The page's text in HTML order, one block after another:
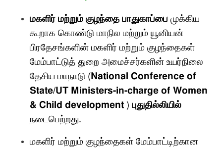
மகளிர் மற்றும் குழந்தை பாதுகாப்பை முக்கிய
கூறாக கொண்டு மாநில மற்றும் யூனியன்
பிரதேசங்களின் மகளிர் மற்றும் குழந்தைகள்
மேம்பாட்டுத் துறை அமைச்சர்களின் உயர்நிலை
தேசிய மாநாடு ( National Conference of
State/UT Ministers-in-charge of Women
& Child development ) புதுதில்லியில்
நடைபெற்றது.
மகளிர் மற்றும் குழந்தைகள் மேம்பாட்டிற்கான